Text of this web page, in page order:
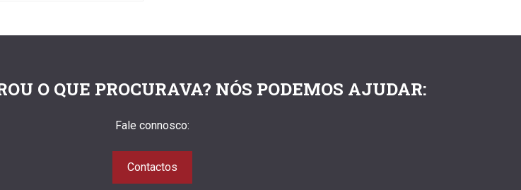
O QUE PROCURAVA? NÓS PODEMOS AJUDAR:
Fale connosco:
Contactos